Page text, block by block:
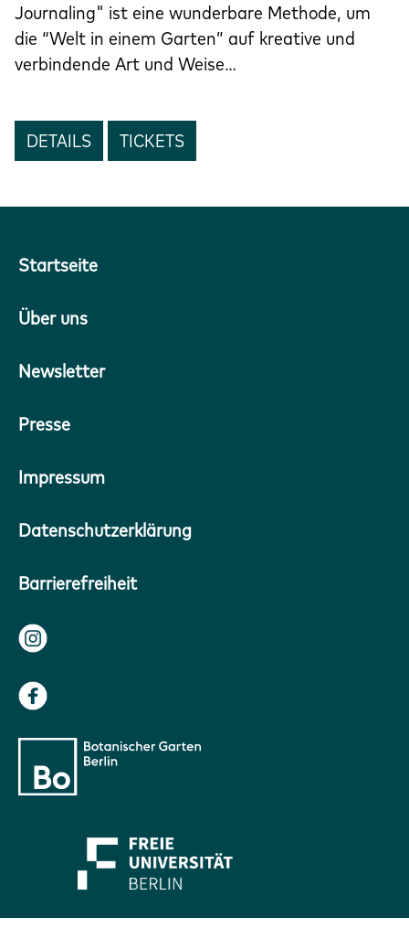
Journaling" ist eine wunderbare Methode, um
die “Welt in einem Garten” auf kreative und
verbindende Art und Weise…
DETAILS TICKETS
Startseite
Über uns
Newsletter
Presse
Impressum
Datenschutzerklärung
Barrierefreiheit